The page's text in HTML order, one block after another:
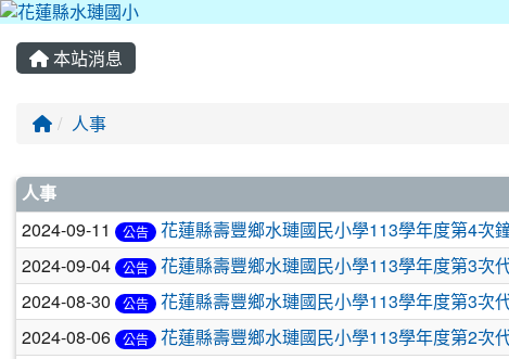
本站消息
回首頁
人事
文章列表
人事
2024-09-11 公告 花蓮縣壽豐鄉水璉國民小學113學年度第4次
2024-09-04 公告 花蓮縣壽豐鄉水璉國民小學113學年度第3次
2024-08-30 公告 花蓮縣壽豐鄉水璉國民小學113學年度第3次
2024-08-06 公告 花蓮縣壽豐鄉水璉國民小學113學年度第2次